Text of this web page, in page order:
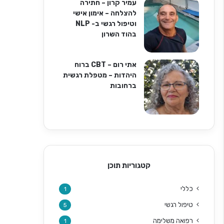
עמיר קרון – חתירה
להצלחה – אימון אישי
וטיפול רגשי ב- NLP
בהוד השרון
אתי רום – CBT ברוח
היהדות – מטפלת רגשית
ברחובות
קטגוריות תוכן
כללי 1
טיפול רגשי 5
רפואה משלימה 1